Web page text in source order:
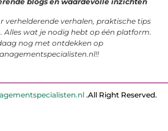
verhelderende verhalen, praktische tips
Alles wat je nodig hebt op één platform.
nog met ontdekken op
.All Right Reserved.